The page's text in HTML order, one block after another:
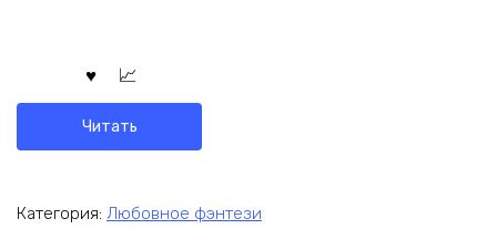
Читать
Категория: Любовное фэнтези